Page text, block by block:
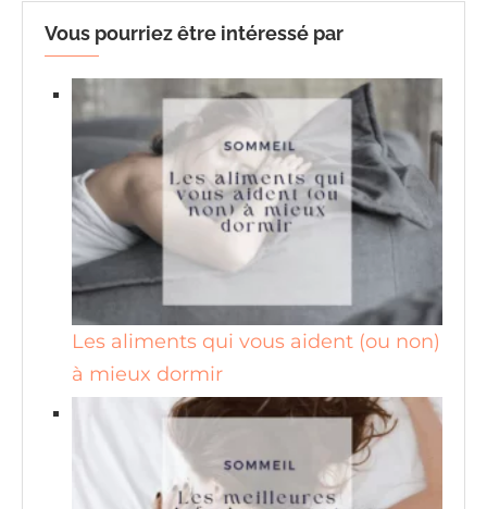
Vous pourriez être intéressé par
Les aliments qui vous aident (ou non)
à mieux dormir